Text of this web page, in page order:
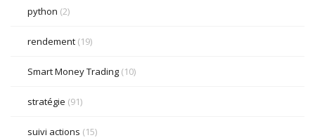
python (2)
rendement (19)
Smart Money Trading (10)
stratégie (91)
suivi actions (15)